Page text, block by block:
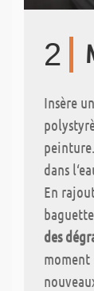
2
Insère
dans
En
des